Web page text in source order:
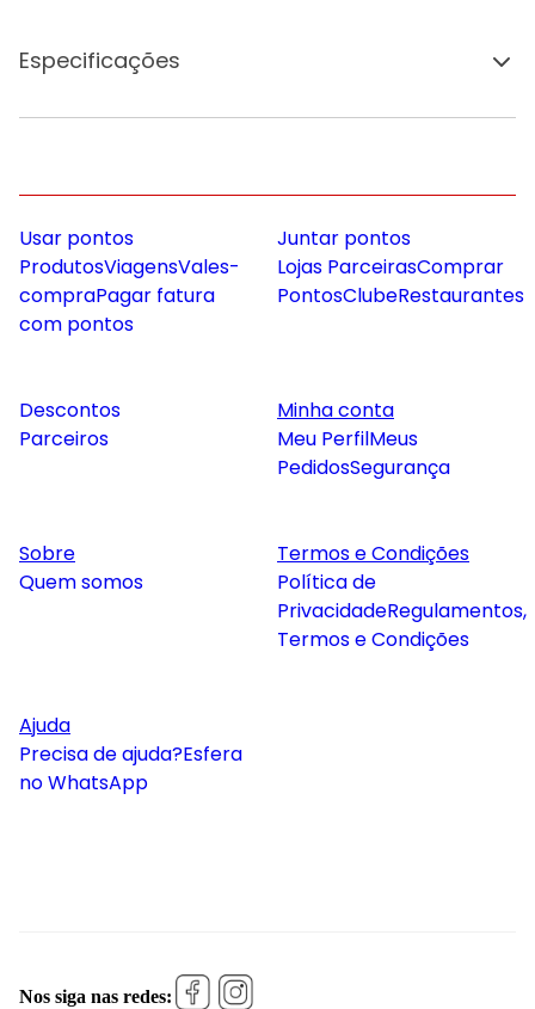
Especificações
Usar pontos
ProdutosViagensVales-
compraPagar fatura
com pontos
Juntar pontos
Lojas ParceirasComprar
PontosClubeRestaurantes
Descontos
Parceiros
Minha conta
Meu PerfilMeus
PedidosSegurança
Sobre
Quem somos
Termos e Condições
Política de
PrivacidadeRegulamentos,
Termos e Condições
Ajuda
Precisa de ajuda?Esfera
no WhatsApp
Nos siga nas redes: